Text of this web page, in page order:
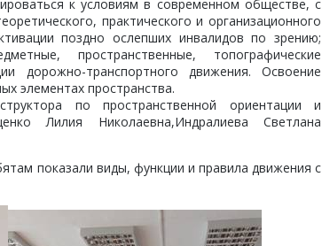
к условиям в современном обществе, с
практического и организационного
поздно ослепших инвалидов по зрению;
пространственные, топографические
дорожно-транспортного движения. Освоение
элементах пространства.
по пространственной ориентации и
Лилия Николаевна,Индралиева Светлана
показали виды, функции и правила движения с